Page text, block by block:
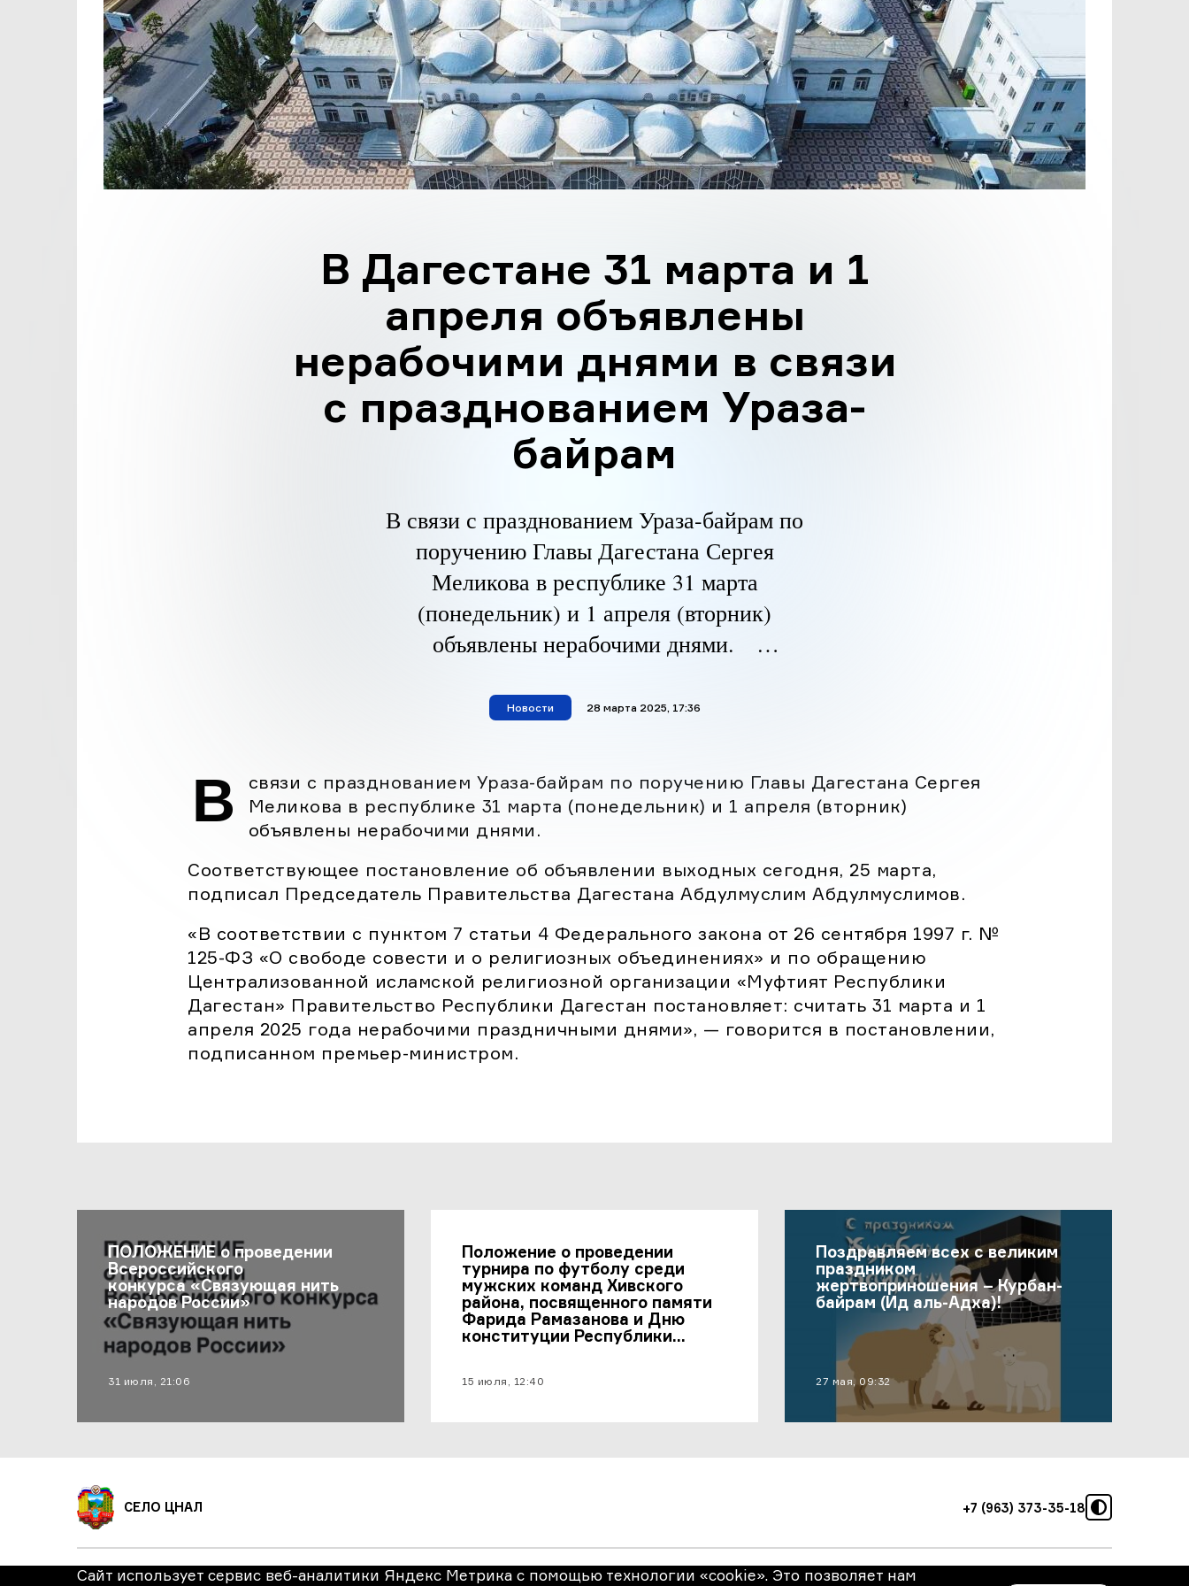
В Дагестане 31 марта и 1
апреля объявлены
нерабочими днями в связи
с празднованием Ураза-
байрам
В связи с празднованием Ураза-байрам по
поручению Главы Дагестана Сергея
Меликова в республике 31 марта
(понедельник) и 1 апреля (вторник)
объявлены нерабочими днями.
объявлении выходных сегодня, 25 марта,
соответствии с пунктом 7 статьи 4
Федерального закона от 26 сентября 1997 г.
№ 125-ФЗ «О […]
Новости материал опубликован
28 марта 2025, 17:36
В
связи с празднованием Ураза-байрам по поручению Главы Дагестана Сергея
Меликова в республике 31 марта (понедельник) и 1 апреля (вторник)
объявлены нерабочими днями.
Соответствующее постановление об объявлении выходных сегодня, 25 марта,
подписал Председатель Правительства Дагестана Абдулмуслим Абдулмуслимов.
«В соответствии с пунктом 7 статьи 4 Федерального закона от 26 сентября 1997 г. №
125-ФЗ «О свободе совести и о религиозных объединениях» и по обращению
Централизованной исламской религиозной организации «Муфтият Республики
Дагестан» Правительство Республики Дагестан постановляет: считать 31 марта и 1
апреля 2025 года нерабочими праздничными днями», — говорится в постановлении,
подписанном премьер-министром.
Последние Новости
ПОЛОЖЕНИЕ о проведении
Всероссийского
конкурса «Связующая нить
народов России»
материал опубликован
31 июля, 21:06
Положение о проведении
турнира по футболу среди
мужских команд Хивского
района, посвященного памяти
Фарида Рамазанова и Дню
конституции Республики
материал опубликован
15 июля, 12:40
Поздравляем всех с великим
праздником
жертвоприношения – Курбан-
байрам (Ид аль-Адха)!
материал опубликован
27 мая, 09:32
СЕЛО ЦНАЛ +7 (963) 373-35-18 режим
© 2026 Администрация
Сайт использует сервис веб-аналитики Яндекс Метрика с помощью технологии «cookie». Это позволяет нам